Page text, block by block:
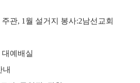
주관, 1 월 설거지 봉사:2남선교회
대예배실
내